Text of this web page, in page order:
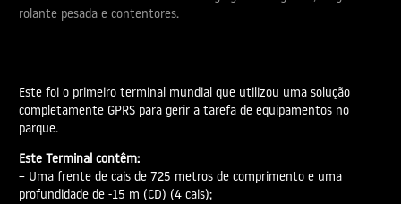
rolante pesada e contentores.
Este foi o primeiro terminal mundial que utilizou uma solução
completamente GPRS para gerir a tarefa de equipamentos no
parque.
Este Terminal contêm:
– Uma frente de cais de 725 metros de comprimento e uma
profundidade de -15 m (CD) (4 cais);